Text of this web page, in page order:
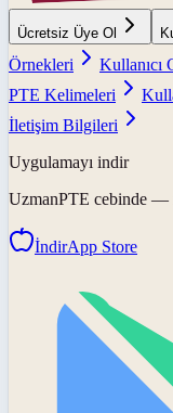
Ücretsiz Üye Ol
Örnekleri
Kullanıcı
PTE Kelimeleri
İletişim Bilgileri
Uygulamayı indir
UzmanPTE cebinde —
İndirApp Store